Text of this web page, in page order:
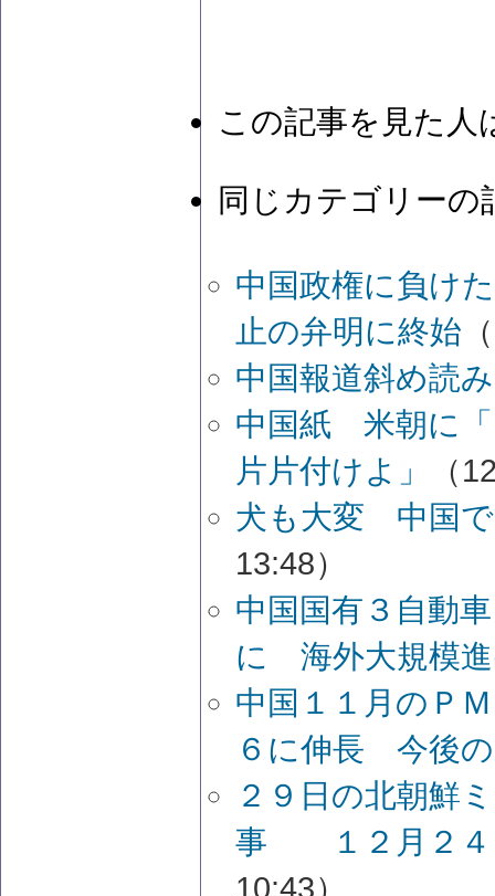
この記事を見た人
同じカテゴリーの
中国政権に負け
止の弁明に終始
中国報道斜め読
中国紙 米朝に「
片片付けよ」
（
犬も大変 中国で
13:48）
中国国有３自動
に 海外大規模
中国１１月のＰ
６に伸長 今後
２９日の北朝鮮
事 １２月２４
10:43）